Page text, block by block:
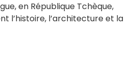
en République Tchèque,
l’histoire, l’architecture et la